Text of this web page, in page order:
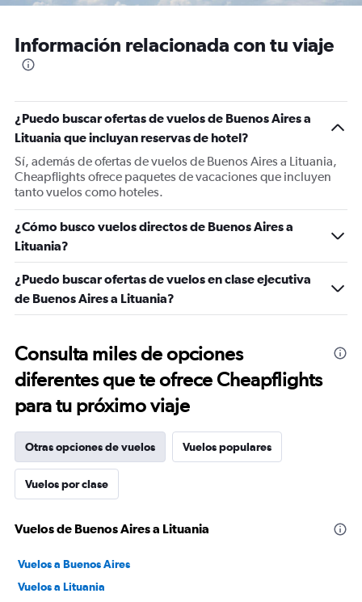
Información relacionada con tu viaje
¿Puedo buscar ofertas de vuelos de Buenos Aires a
Lituania que incluyan reservas de hotel?
Sí, además de ofertas de vuelos de Buenos Aires a Lituania,
Cheapflights ofrece paquetes de vacaciones que incluyen
tanto vuelos como hoteles.
¿Cómo busco vuelos directos de Buenos Aires a
Lituania?
¿Puedo buscar ofertas de vuelos en clase ejecutiva
de Buenos Aires a Lituania?
Consulta miles de opciones
diferentes que te ofrece Cheapflights
para tu próximo viaje
Otras opciones de vuelos Vuelos populares
Vuelos por clase
Vuelos de Buenos Aires a Lituania
Vuelos a Buenos Aires
Vuelos a Lituania